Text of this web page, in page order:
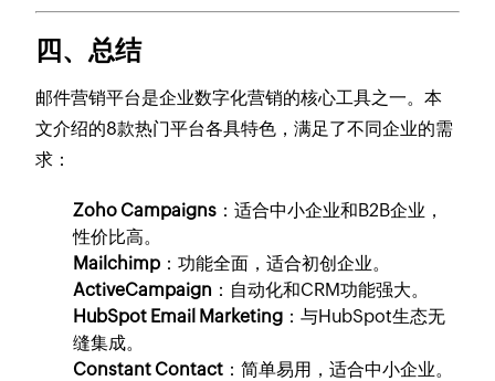
四、总结
邮件营销平台是企业数字化营销的核心工具之一。本
文介绍的8款热门平台各具特色，满足了不同企业的需
求：
Zoho Campaigns ：适合中小企业和B2B企业，
性价比高。
Mailchimp ：功能全面，适合初创企业。
ActiveCampaign ：自动化和CRM功能强大。
HubSpot Email Marketing ：与HubSpot生态无
缝集成。
Constant Contact ：简单易用，适合中小企业。